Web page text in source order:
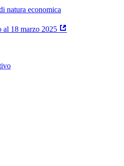
natura economica
al 18 marzo 2025